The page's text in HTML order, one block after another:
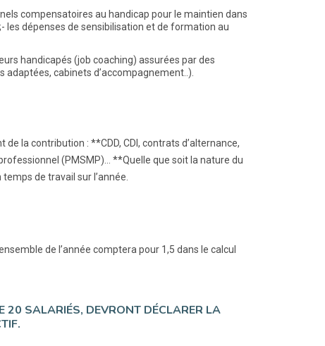
compensatoires au handicap pour le maintien dans
les dépenses de sensibilisation et de formation au
handicapés (job coaching) assurées par des
cabinets d’accompagnement..).
la contribution : **CDD, CDI, contrats d’alternance,
(PMSMP)… **Quelle que soit la nature du
de travail sur l’année.
de l’année comptera pour 1,5 dans le calcul
20 SALARIÉS, DEVRONT DÉCLARER LA